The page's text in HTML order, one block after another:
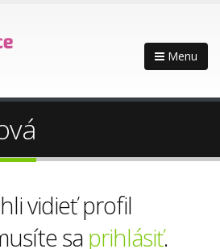
Menu
vidieť profil
sa prihlásiť.